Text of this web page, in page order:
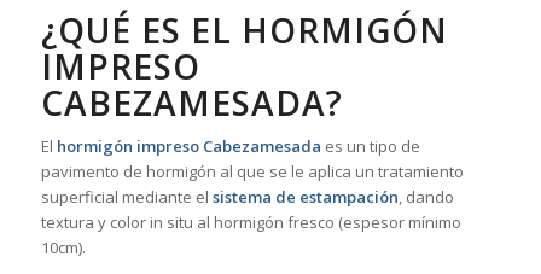
¿QUÉ ES EL HORMIGÓN
IMPRESO
CABEZAMESADA?
El hormigón impreso Cabezamesada es un tipo de
pavimento de hormigón al que se le aplica un tratamiento
superficial mediante el sistema de estampación, dando
textura y color in situ al hormigón fresco (espesor mínimo
10cm).